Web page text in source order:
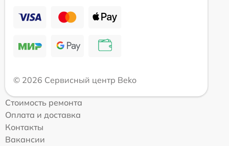
© 2026 Сервисный центр Beko
Стоимость ремонта
Оплата и доставка
Контакты
Вакансии